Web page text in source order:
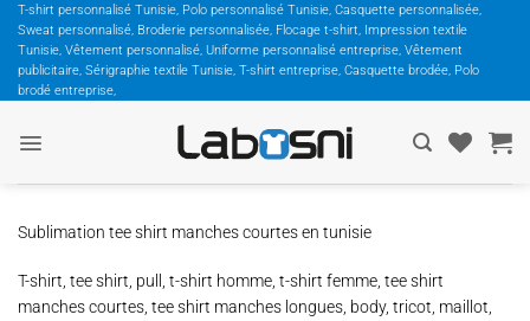
Passer
contenu
T-shirt personnalisé Tunisie, Polo personnalisé Tunisie, Casquette personnalisée,
Sweat personnalisé, Broderie personnalisée, Flocage t-shirt, Impression textile
Tunisie, Vêtement personnalisé, Uniforme personnalisé entreprise, Vêtement
publicitaire, Sérigraphie textile Tunisie, T-shirt entreprise, Casquette brodée, Polo
brodé entreprise,
Sublimation tee shirt manches courtes en tunisie
T-shirt, tee shirt, pull, t-shirt homme, t-shirt femme, tee shirt
manches courtes, tee shirt manches longues, body, tricot, maillot,